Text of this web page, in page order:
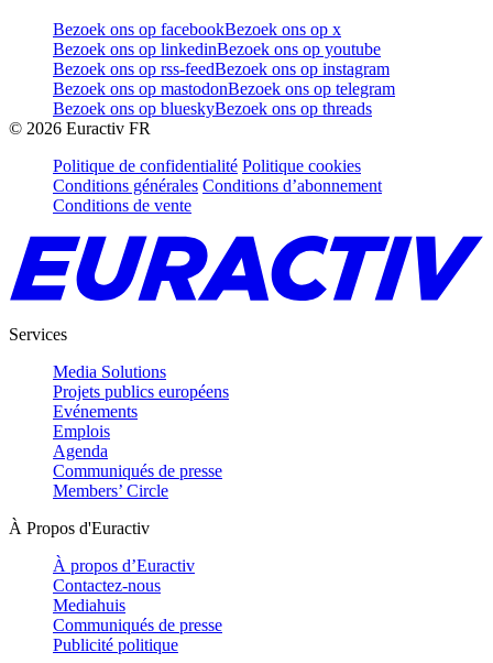
Bezoek ons op facebookBezoek ons op x
Bezoek ons op linkedinBezoek ons op youtube
Bezoek ons op rss-feedBezoek ons op instagram
Bezoek ons op mastodonBezoek ons op telegram
Bezoek ons op blueskyBezoek ons op threads
© 2026 Euractiv FR
Politique de confidentialité Politique cookies
Conditions générales Conditions d’abonnement
Conditions de vente
Services
Media Solutions
Projets publics européens
Evénements
Emplois
Agenda
Communiqués de presse
Members’ Circle
À Propos d'Euractiv
À propos d’Euractiv
Contactez-nous
Mediahuis
Communiqués de presse
Publicité politique